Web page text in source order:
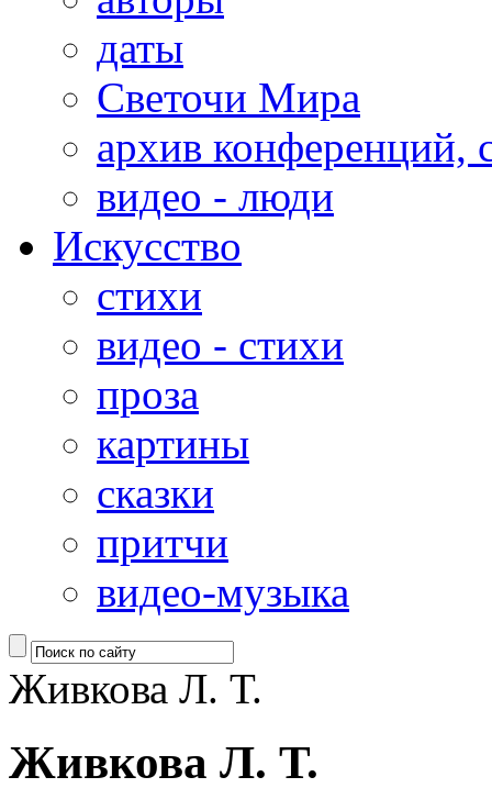
даты
Светочи Мира
архив конференций,
видео - люди
Искусство
стихи
видео - стихи
проза
картины
сказки
притчи
видео-музыка
Живкова Л. Т.
Живкова Л. Т.